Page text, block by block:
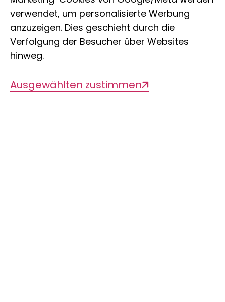
Besucherdienst
Treffpunkt
Foyer
Dauer
verwendet, um personalisierte Werbung
anzuzeigen. Dies geschieht durch die
Verfolgung der Besucher über Websites
hinweg.
Ausgewählten zustimmen